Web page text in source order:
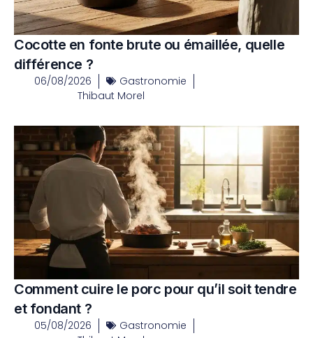
Cocotte en fonte brute ou émaillée, quelle
différence ?
06/08/2026
Gastronomie
Thibaut Morel
Comment cuire le porc pour qu’il soit tendre
et fondant ?
05/08/2026
Gastronomie